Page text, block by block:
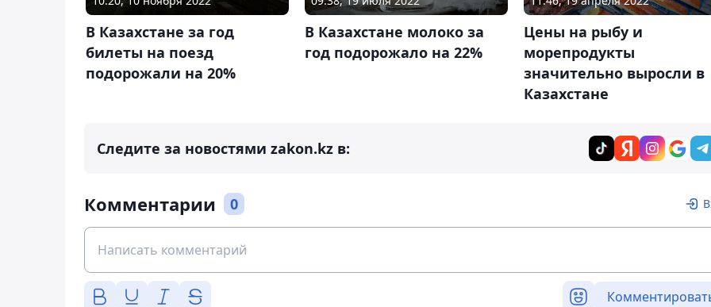
В Казахстане за год
билеты на поезд
подорожали на 20%
В Казахстане молоко за
год подорожало на 22%
Цены на рыбу и
морепродукты
значительно выросли в
Казахстане
Следите за новостями zakon.kz в:
Комментарии 0